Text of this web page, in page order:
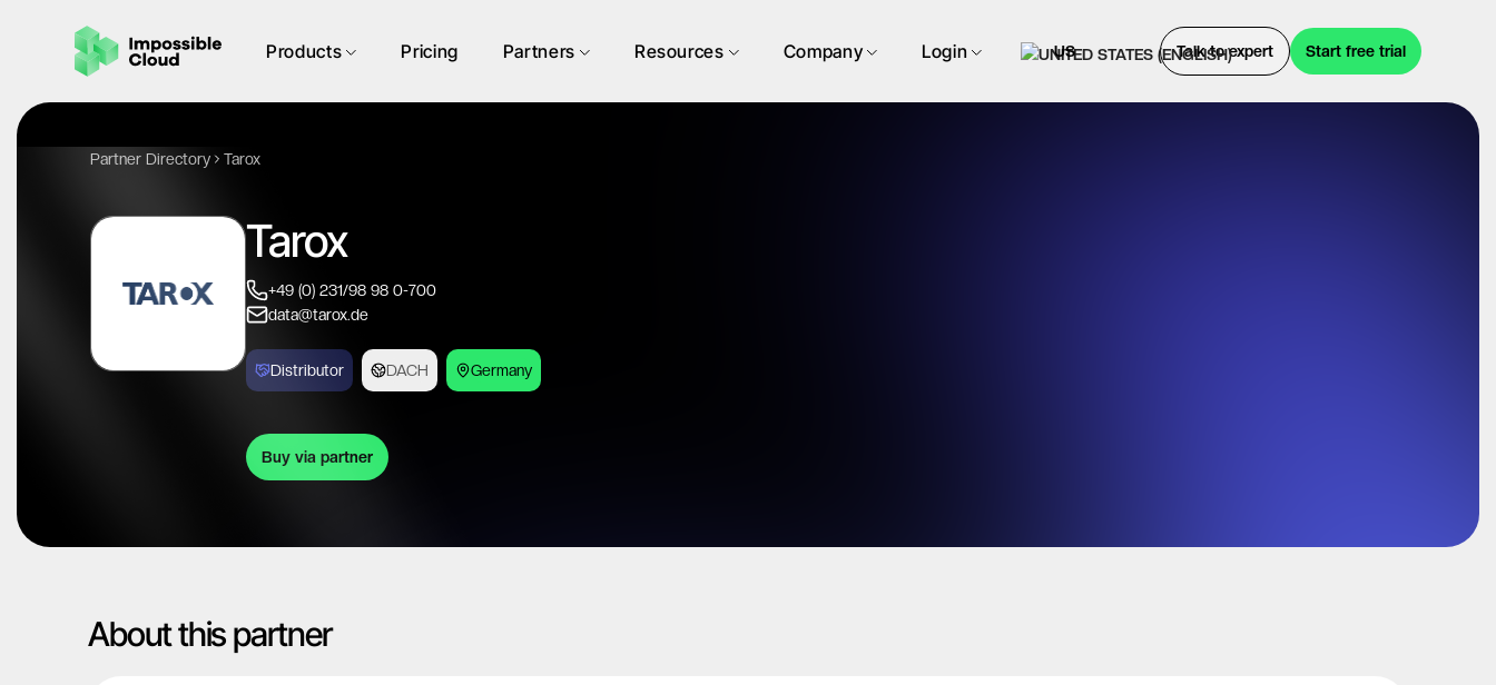
Products Pricing Partners Resources Company Login US Talk to expert Start free trial
Partner Directory Tarox
Tarox
+49 (0) 231/98 98 0-700
data@tarox.de
Distributor DACH Germany
Buy via partner
About this partner